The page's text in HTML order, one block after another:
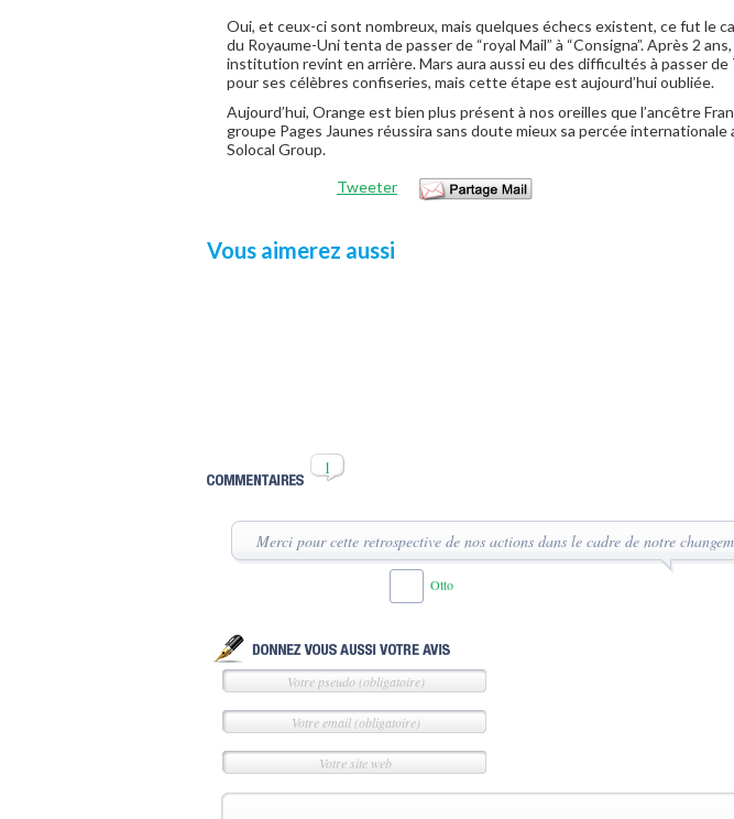
Oui, et ceux-ci sont nombreux, mais quelques échecs existent, ce fut le
du Royaume-Uni tenta de passer de “royal Mail” à “Consigna”. Après 2
institution revint en arrière. Mars aura aussi eu des difficultés à passer de
pour ses célèbres confiseries, mais cette étape est aujourd’hui oubliée.
Aujourd’hui, Orange est bien plus présent à nos oreilles que l’ancêtre
groupe Pages Jaunes réussira sans doute mieux sa percée internationale
Solocal Group.
Tweeter
Vous aimerez aussi
1
Merci pour cette retrospective de nos actions dans le cadre de notre
Otto